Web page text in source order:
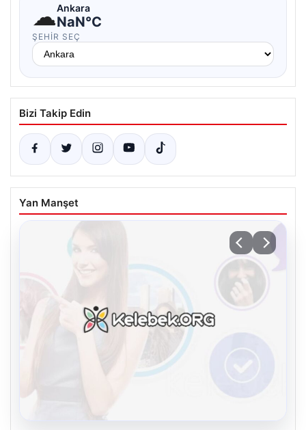
☁Ankara
NaN°C
ŞEHIR SEÇ
Bizi Takip Edin
Yan Manşet